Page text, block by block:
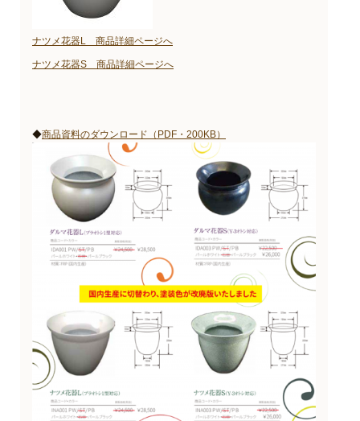
ナツメ花器L 商品詳細ページへ
ナツメ花器S 商品詳細ページへ
◆商品資料のダウンロード（PDF・200KB）